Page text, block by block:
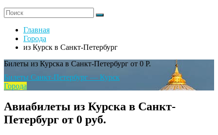
Главная
Города
из Курск в Санкт-Петербург
Билеты из Курска в Санкт-Петербург от 0 Р.
Билеты Санкт-Петербург — Курск
Города
Авиабилеты из Курска в Санкт-
Петербург от 0 руб.